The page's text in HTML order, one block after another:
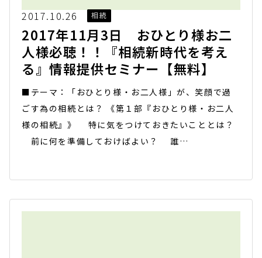
2017.10.26 相続
2017年11月3日 おひとり様お二
人様必聴！！『相続新時代を考え
る』情報提供セミナー【無料】
■テーマ：「おひとり様・お二人様」が、笑顔で過
ごす為の相続とは？ 《第１部『おひとり様・お二人
様の相続』》 特に気をつけておきたいこととは？
前に何を準備しておけばよい？ 誰…